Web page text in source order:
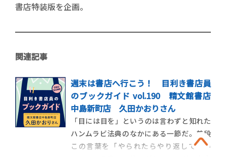
書店特装版を企画。
関連記事
週末は書店へ行こう！ 目利き書店員
のブックガイド vol.190 精文館書店
中島新町店 久田かおりさん
「目には目を」というのは言わずと知れた
ハンムラビ法典のなかにある一節だ。普段
この言葉を「やられたらやり返してもい